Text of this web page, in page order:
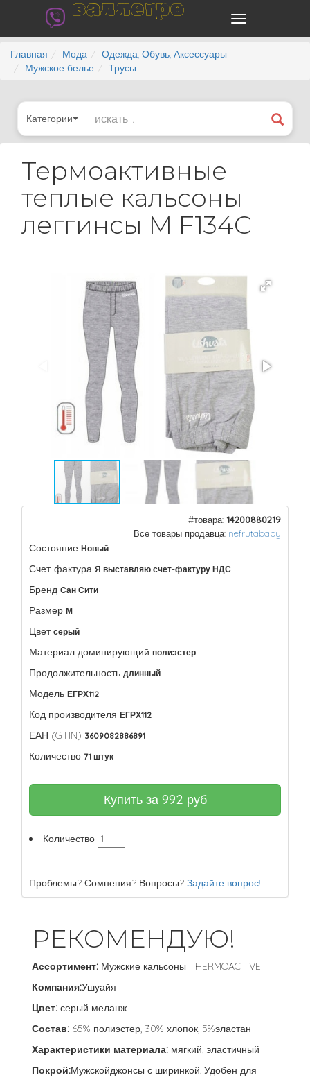
валлегро
Главная Мода
Одежда, Обувь, Аксессуары
Мужское белье
Трусы
Категории
Термоактивные
теплые кальсоны
леггинсы M F134C
#товара: 14200880219
Все товары продавца: nefrutababy
Состояние Новый
Счет-фактура Я выставляю счет-фактуру НДС
Бренд Сан Сити
Размер М
Цвет серый
Материал доминирующий полиэстер
Продолжительность длинный
Модель ЕГРХ112
Код производителя ЕГРХ112
ЕАН (GTIN) 3609082886891
Количество 71 штук
Купить за 992 руб
Количество
Проблемы? Сомнения? Вопросы? Задайте вопрос!
РЕКОМЕНДУЮ!
Ассортимент: Мужские кальсоны THERMOACTIVE
Компания:Ушуайя
Цвет: серый меланж
Состав: 65% полиэстер, 30% хлопок, 5%эластан
Характеристики материала: мягкий, эластичный
Покрой:Мужскойджонсы с ширинкой. Удобен для